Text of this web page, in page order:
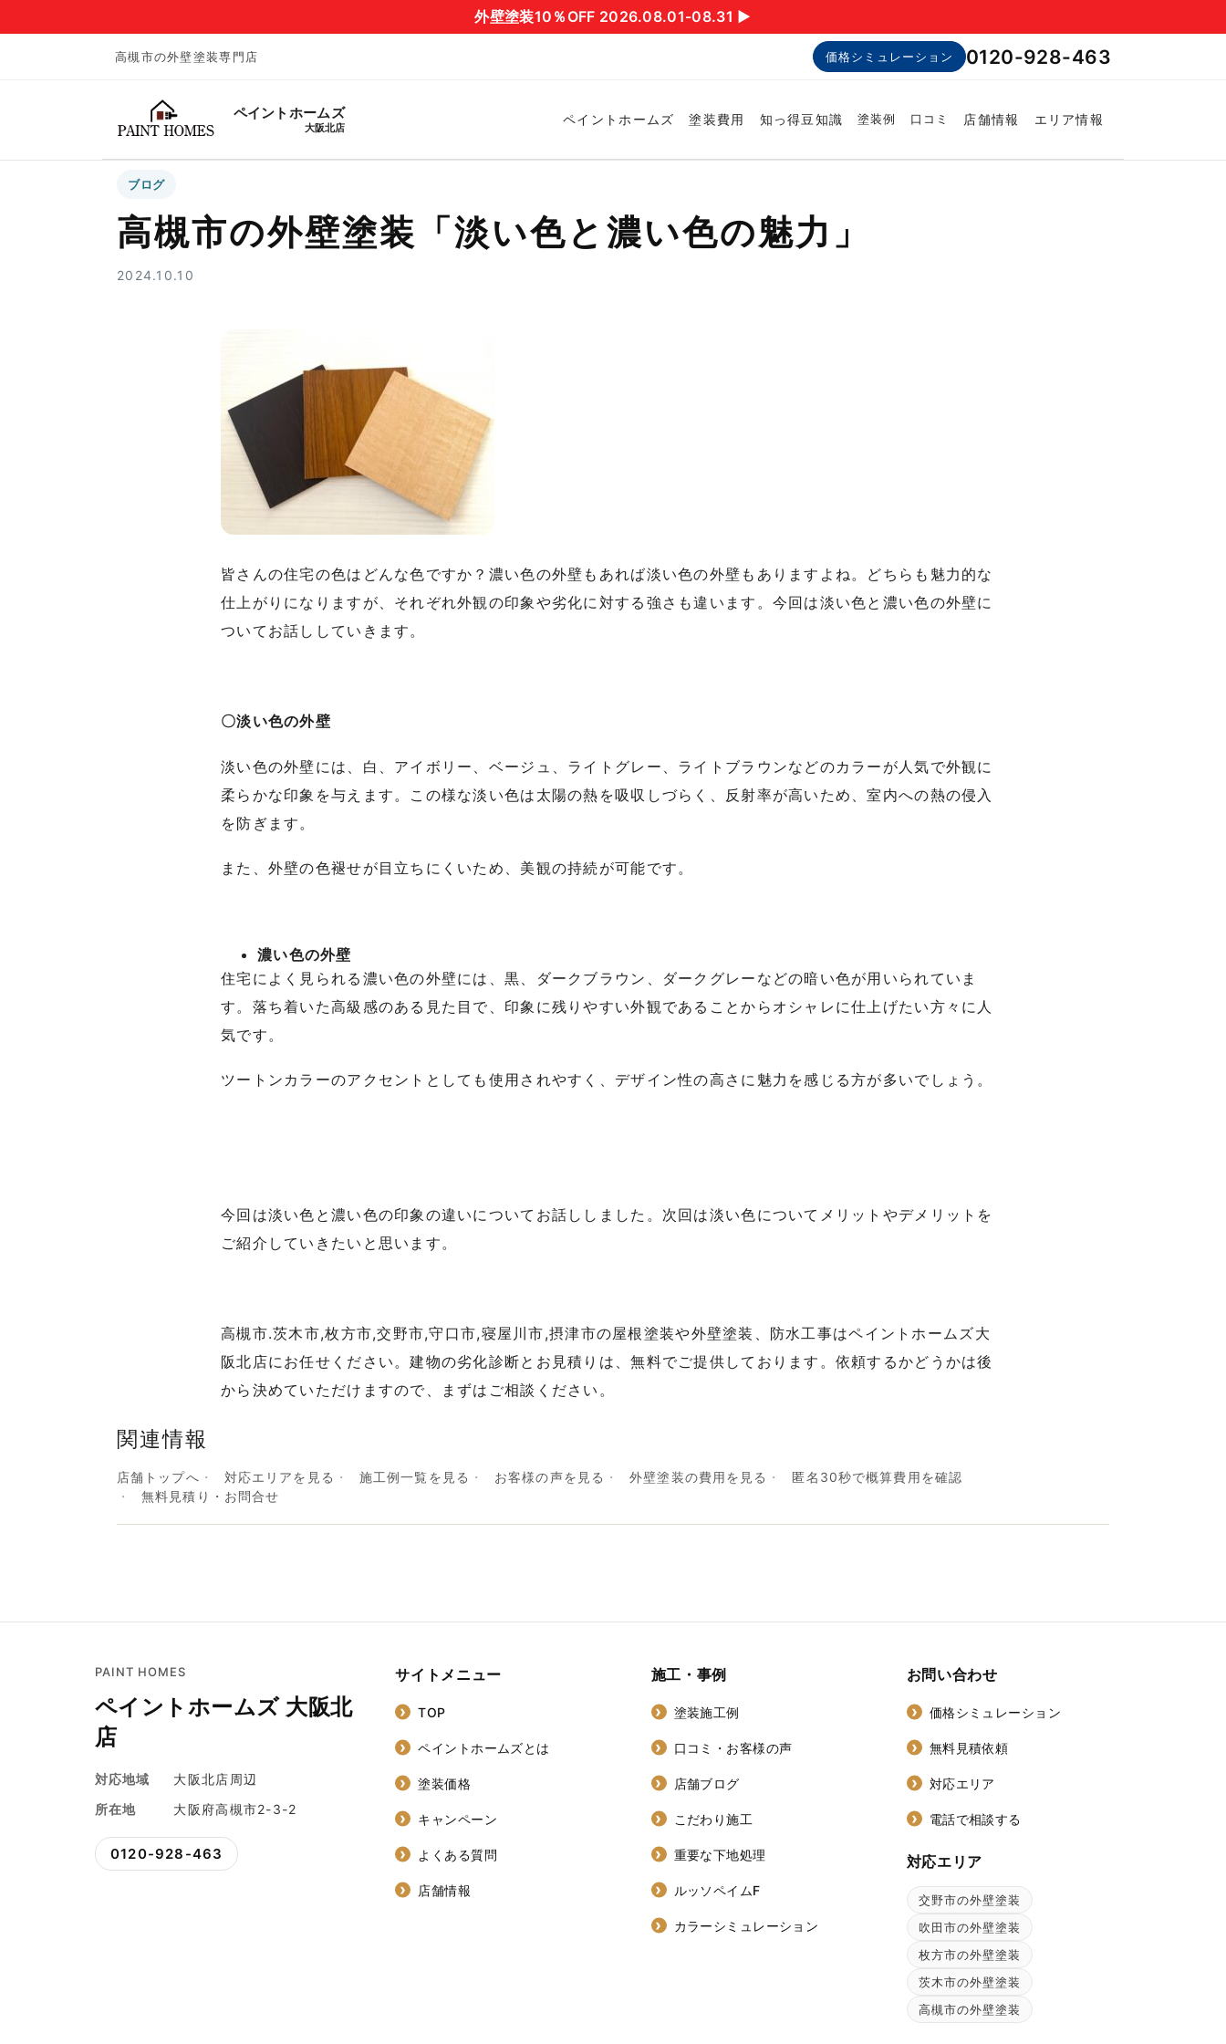
外壁塗装10％OFF 2026.08.01-08.31 ▶︎
高槻市の外壁塗装専門店 価格シミュレーション 0120-928-463
ペイントホームズ
大阪北店
ペイントホームズ 塗装費用 知っ得豆知識 塗装例 口コミ 店舗情報 エリア情報
ブログ
高槻市の外壁塗装「淡い色と濃い色の魅力」
2024.10.10
皆さんの住宅の色はどんな色ですか？濃い色の外壁もあれば淡い色の外壁もありますよね。どちらも魅力的な
仕上がりになりますが、それぞれ外観の印象や劣化に対する強さも違います。今回は淡い色と濃い色の外壁に
ついてお話ししていきます。
〇淡い色の外壁
淡い色の外壁には、白、アイボリー、ベージュ、ライトグレー、ライトブラウンなどのカラーが人気で外観に
柔らかな印象を与えます。この様な淡い色は太陽の熱を吸収しづらく、反射率が高いため、室内への熱の侵入
を防ぎます。
また、外壁の色褪せが目立ちにくいため、美観の持続が可能です。
濃い色の外壁
住宅によく見られる濃い色の外壁には、黒、ダークブラウン、ダークグレーなどの暗い色が用いられていま
す。落ち着いた高級感のある見た目で、印象に残りやすい外観であることからオシャレに仕上げたい方々に人
気です。
ツートンカラーのアクセントとしても使用されやすく、デザイン性の高さに魅力を感じる方が多いでしょう。
今回は淡い色と濃い色の印象の違いについてお話ししました。次回は淡い色についてメリットやデメリットを
ご紹介していきたいと思います。
高槻市.茨木市,枚方市,交野市,守口市,寝屋川市,摂津市の屋根塗装や外壁塗装、防水工事はペイントホームズ大
阪北店にお任せください。建物の劣化診断とお見積りは、無料でご提供しております。依頼するかどうかは後
から決めていただけますので、まずはご相談ください。
関連情報
店舗トップへ 対応エリアを見る 施工例一覧を見る お客様の声を見る 外壁塗装の費用を見る
匿名30秒で概算費用を確認
無料見積り・お問合せ
PAINT HOMES
ペイントホームズ 大阪北
店
対応地域
大阪北店周辺
所在地
大阪府高槻市2-3-2
0120-928-463
サイトメニュー
TOP
ペイントホームズとは
塗装価格
キャンペーン
よくある質問
店舗情報
施工・事例
塗装施工例
口コミ・お客様の声
店舗ブログ
こだわり施工
重要な下地処理
ルッソペイムF
カラーシミュレーション
お問い合わせ
価格シミュレーション
無料見積依頼
対応エリア
電話で相談する
対応エリア
交野市の外壁塗装
吹田市の外壁塗装
枚方市の外壁塗装
茨木市の外壁塗装
高槻市の外壁塗装